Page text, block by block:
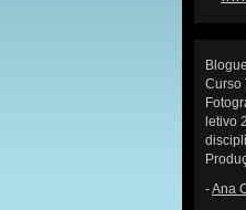
Curso
letivo
-Ana